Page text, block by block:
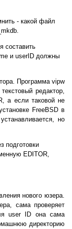
- какой файл
составить
и userID должны
Программа vipw
редактор,
а если таковой не
FreeBSD в
но
подготовки
EDITOR,
нового юзера.
сама проверяет
user ID она сама
директорию